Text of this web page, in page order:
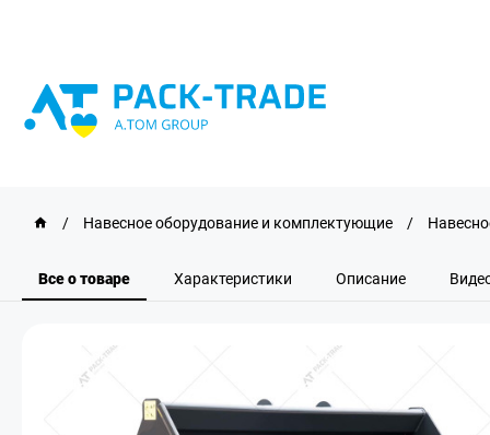
/ Навесное оборудование и комплектующие /
Все о товаре Характеристики Описание